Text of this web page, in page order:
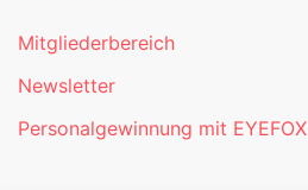
Mitgliederbereich
Newsletter
Personalgewinnung mit EYEFOX